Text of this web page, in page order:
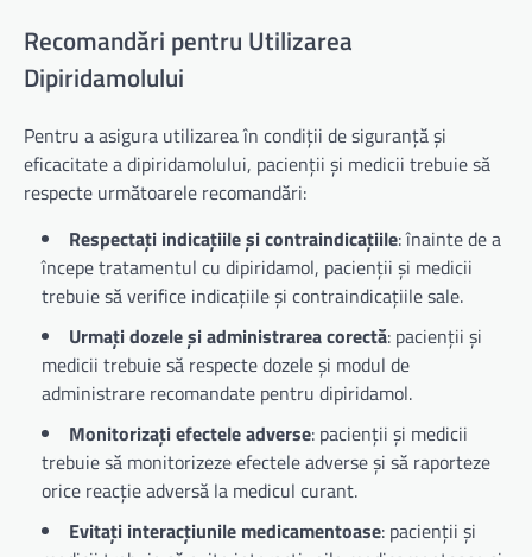
Recomandări pentru Utilizarea
Dipiridamolului
Pentru a asigura utilizarea în condiții de siguranță și
eficacitate a dipiridamolului, pacienții și medicii trebuie să
respecte următoarele recomandări:
Respectați indicațiile și contraindicațiile: înainte de a
începe tratamentul cu dipiridamol, pacienții și medicii
trebuie să verifice indicațiile și contraindicațiile sale.
Urmați dozele și administrarea corectă: pacienții și
medicii trebuie să respecte dozele și modul de
administrare recomandate pentru dipiridamol.
Monitorizați efectele adverse: pacienții și medicii
trebuie să monitorizeze efectele adverse și să raporteze
orice reacție adversă la medicul curant.
Evitați interacțiunile medicamentoase: pacienții și